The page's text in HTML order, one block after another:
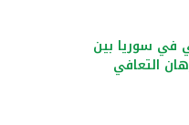
في سوريا بين
التعافي